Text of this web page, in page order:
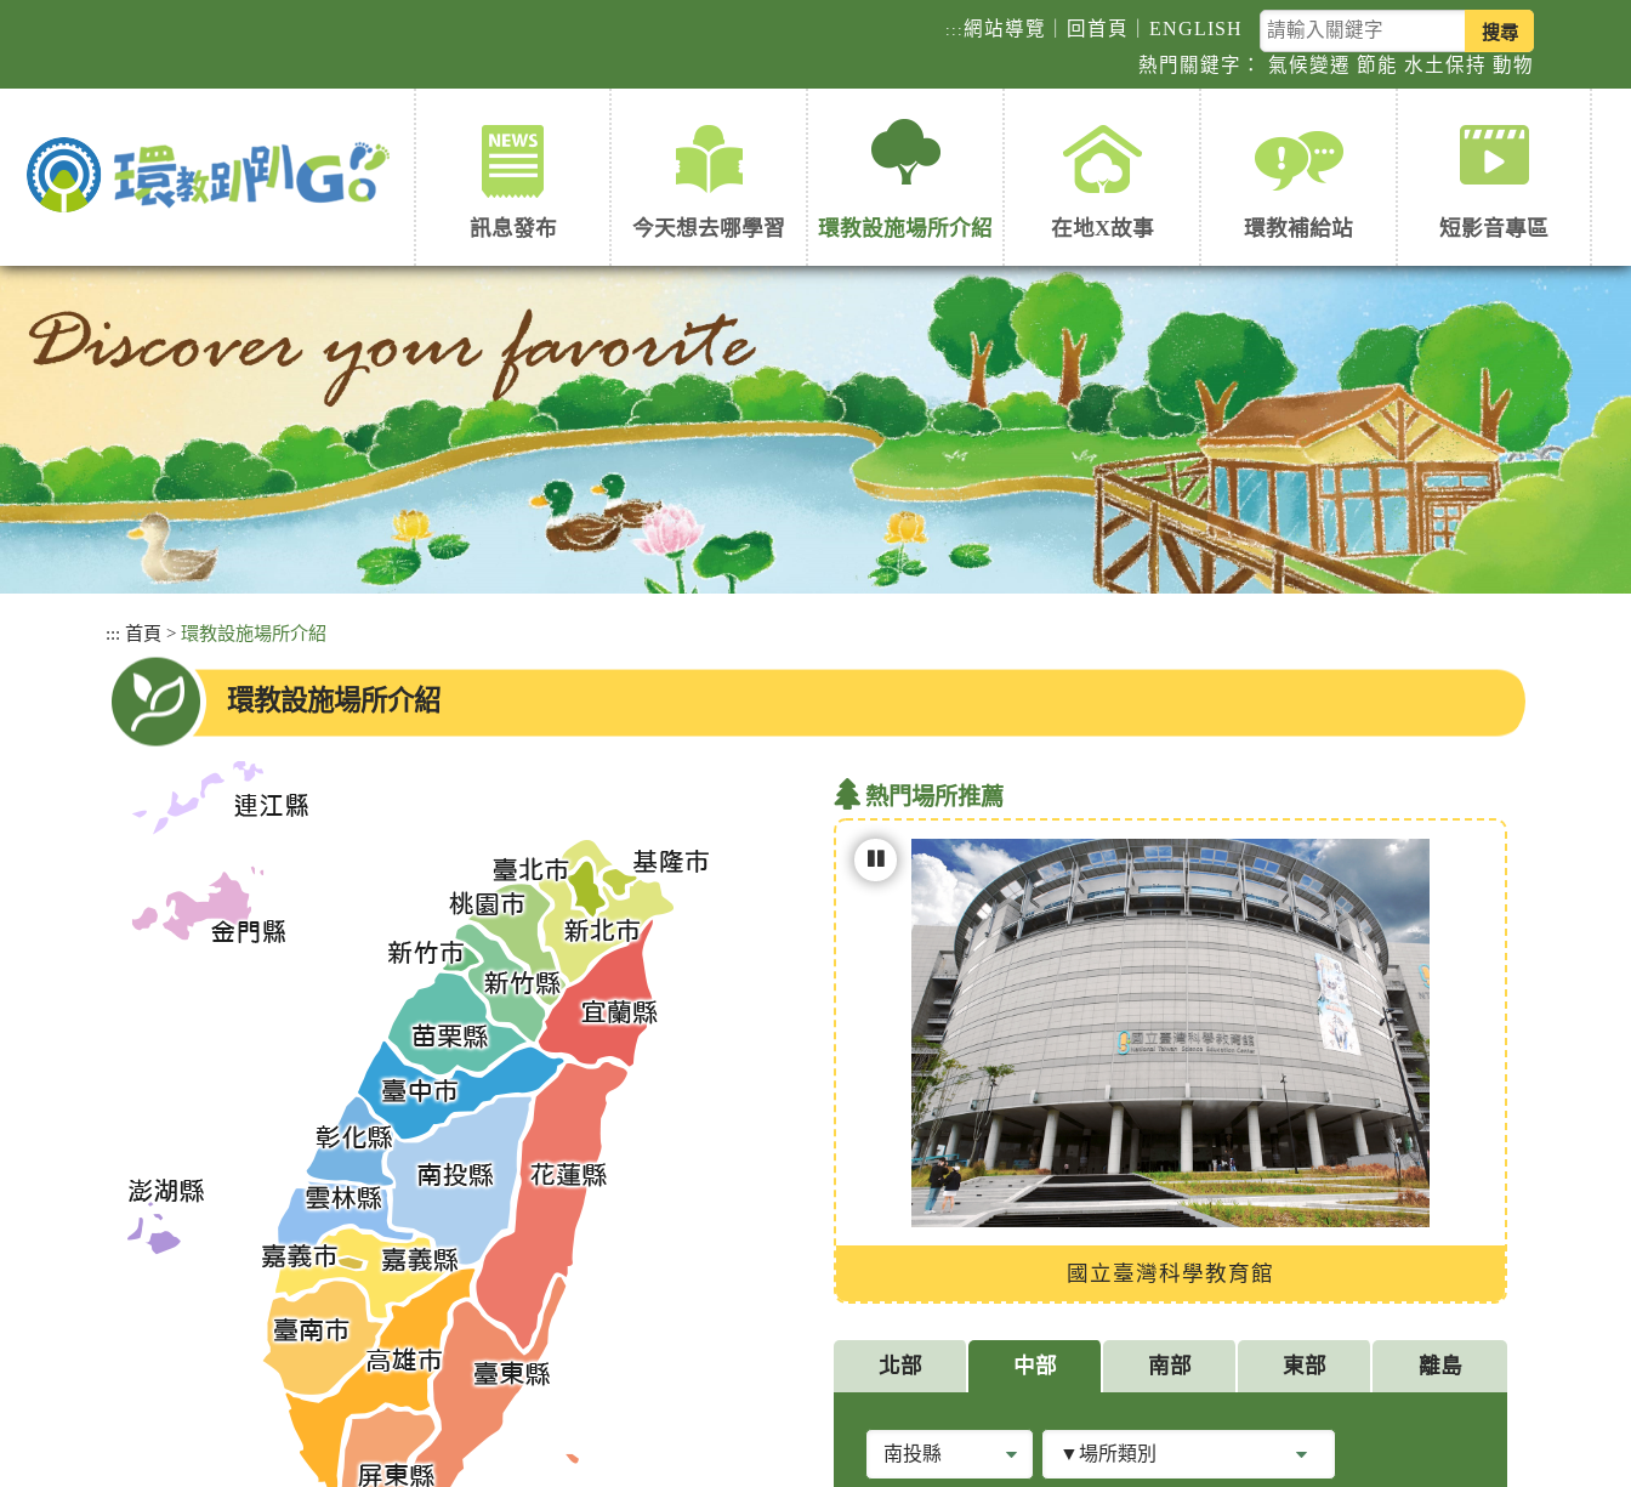
要
:::網站導覽 回首頁 ｜ENGLISH
關
鍵
字
熱門關鍵字：氣候變遷 節能 水土保持 動物
訊息發布 今天想去哪學習 環教設施場所介紹 在地X故事 環教補給站 短影音專區
::: 首頁 > 環教設施場所介紹
環教設施場所介紹
熱門場所推薦
國立海洋生物博物館後場設施 國立臺灣科學教育館
北部 中部 南部 東部 離島
縣
場